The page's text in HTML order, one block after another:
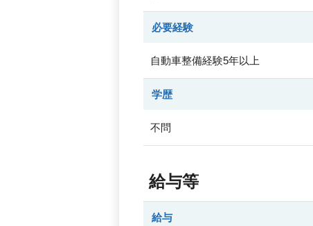
必要経験
自動車整備経験5年以上
学歴
不問
給与等
給与